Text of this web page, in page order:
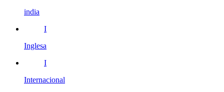
india
I
Inglesa
I
Internacional